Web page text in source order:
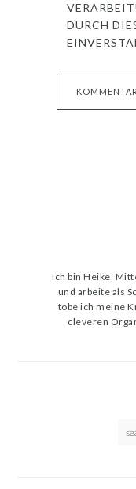
DURCH
Ich bin Heike,
und arbeite als
tobe ich meine
cleveren